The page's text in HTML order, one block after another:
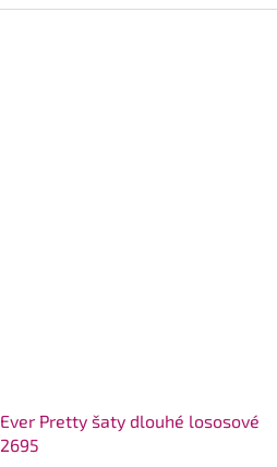
Ever Pretty šaty dlouhé lososové
2695